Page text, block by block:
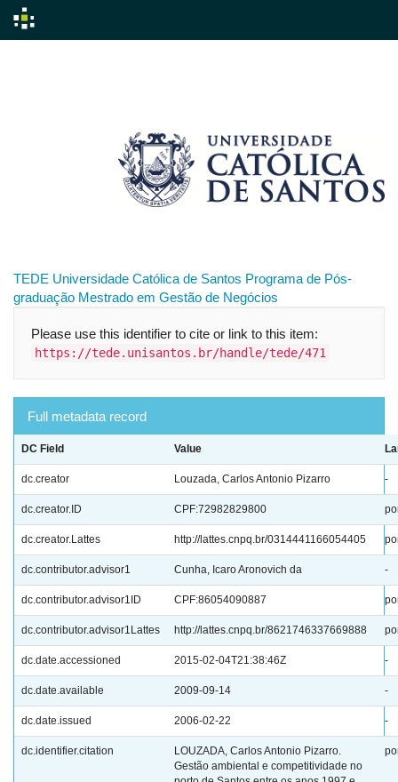
TEDE Universidade Católica de Santos Programa de Pós-
graduação Mestrado em Gestão de Negócios
Please use this identifier to cite or link to this item:
https://tede.unisantos.br/handle/tede/471
Full metadata record
DC Field Value
dc.creator Louzada, Carlos Antonio Pizarro -
dc.creator.ID CPF:72982829800
dc.creator.Lattes http://lattes.cnpq.br/0314441166054405
dc.contributor.advisor1 Cunha, Icaro Aronovich da -
dc.contributor.advisor1ID CPF:86054090887
dc.contributor.advisor1Lattes http://lattes.cnpq.br/8621746337669888
dc.date.accessioned 2015-02-04T21:38:46Z -
dc.date.available 2009-09-14 -
dc.date.issued 2006-02-22 -
dc.identifier.citation
LOUZADA, Carlos Antonio Pizarro.
Gestão ambiental e competitividade no